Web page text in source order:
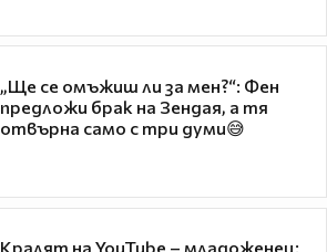
„Ще се омъжиш ли за мен?“: Фен
предложи брак на Зендая, а тя
отвърна само с три думи😅
Кралят на YouTube – младоженец: